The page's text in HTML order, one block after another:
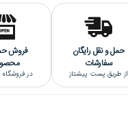
حمل و نقل رایگان
سفارشات
از طریق پست پیشتاز
فروش
در